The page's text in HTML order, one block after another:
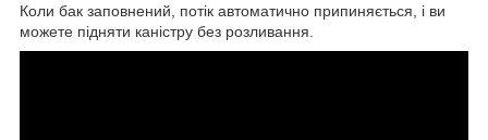
Коли бак заповнений, потік автоматично припиняється, і ви
можете підняти каністру без розливання.